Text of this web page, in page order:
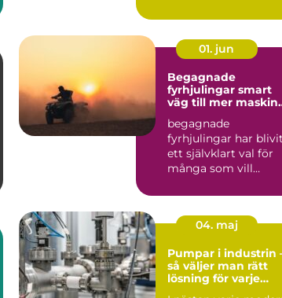
01. jun
Begagnade
fyrhjulingar smart
väg till mer maskin
begagnade
fyrhjulingar har blivit
ett självklart val för
många som vill
fritid ...
04. maj
Pumpar i industrin
så väljer man rätt
lösning för varje